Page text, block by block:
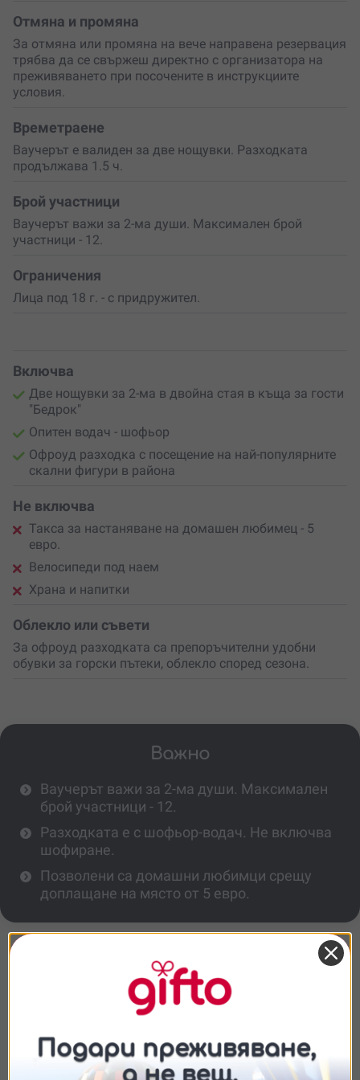
Изживяването съчетава комфорт, природа и
динамика в перфектен баланс.Резервирай за себе си
и любим човекприключение, което ще остане в
сърцата ви завинаги!
Отмяна и промяна
За отмяна или промяна на вече направена резервация
трябва да се свържеш директно с организатора на
преживяването при посочените в инструкциите
условия.
Времетраене
Ваучерът е валиден за две нощувки. Разходката
продължава 1.5 ч.
Брой участници
Ваучерът важи за 2-ма души. Максимален брой
участници - 12.
Ограничения
Лица под 18 г. - с придружител.
Включва
Две нощувки за 2-ма в двойна стая в къща за гости
"Бедрок"
Опитен водач - шофьор
Офроуд разходка с посещение на най-популярните
скални фигури в района
Не включва
Такса за настаняване на домашен любимец - 5
евро.
Велосипеди под наем
Храна и напитки
Облекло или съвети
За офроуд разходката са препоръчителни удобни
обувки за горски пътеки, облекло според сезона.
Важно
Ваучерът важи за 2-ма души. Максимален
брой участници - 12.
Разходката е с шофьор-водач. Не включва
шофиране.
Позволени са домашни любимци срещу
доплащане на място от 5 евро.
Повече информация
За колко души е валиден ваучерът?
Колко време продължава джип
сафарито?
Съгласие Подробности Относно